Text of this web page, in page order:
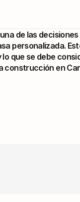
de las
personalizada.
lo que se debe
construcción en